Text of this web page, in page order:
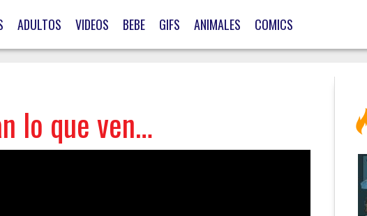
ADULTOS VIDEOS BEBE GIFS ANIMALES COMICS
lo que ven…